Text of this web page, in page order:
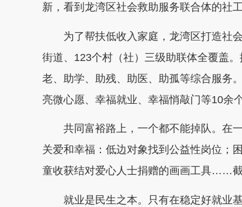
新，看到龙湾区社会救助服务联合体的社
为了帮扶低收入家庭，龙湾区打造社会
街道、123个村（社）三级助联体全覆盖
老、助学、助残、助医、助孤等综合服务
亮微心愿、幸福就业、幸福悄敲门等10余
共同富裕路上，一个都不能掉队。在一
关爱和幸福：低边对象找到公益性岗位；
童收获结对爱心人士捐赠的画画工具……截
就业是民生之本。只有在稳定好就业基